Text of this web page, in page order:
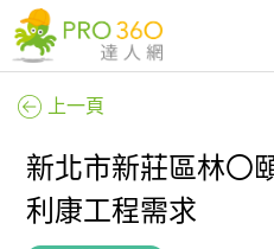
上一頁
新北市新莊區林〇
利康工程需求